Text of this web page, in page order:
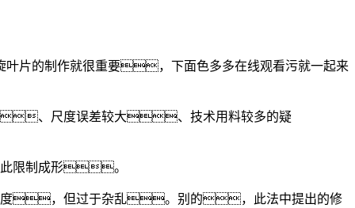
片的制作就很重要，下面色多多在线观看污就一起来
、尺度误差较大、技术用料较多的疑
限制成形。
度，但过于杂乱。别的，此法中提出的修